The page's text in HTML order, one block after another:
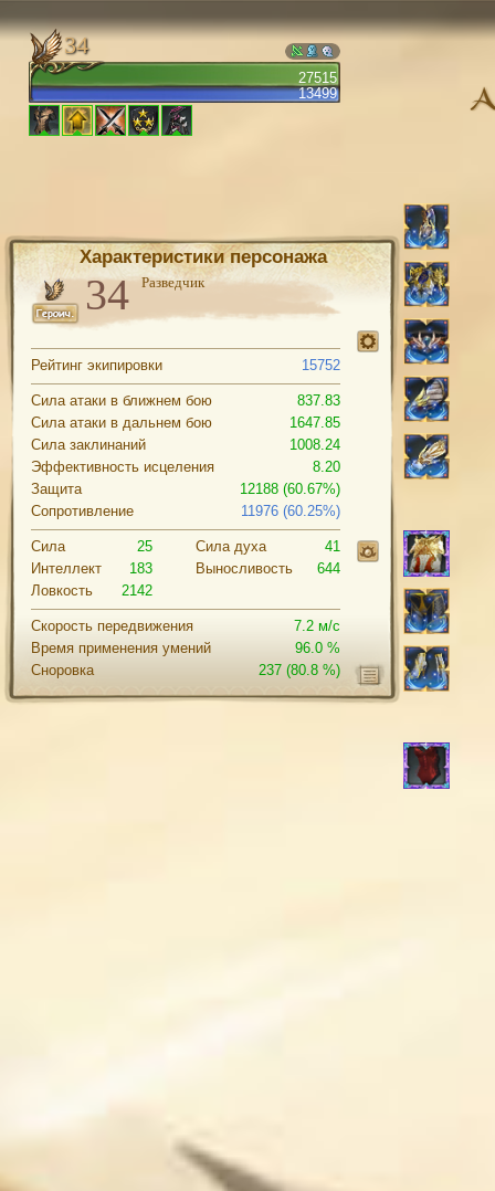
27515
13499
34
Характеристики персонажа
Разведчик
Рейтинг экипировки 15752
Сила атаки в ближнем бою
837.83
Сила атаки в дальнем бою
1647.85
Сила заклинаний
1008.24
Эффективность исцеления
8.20
Защита
12188 (60.67%)
Сопротивление
11976 (60.25%)
Сила
25
Интеллект
183
Ловкость
2142
Cила духа
41
Выносливость
644
Скорость передвижения
7.2 м/с
Время применения умений
96.0 %
Сноровка
(80.8 %)
237